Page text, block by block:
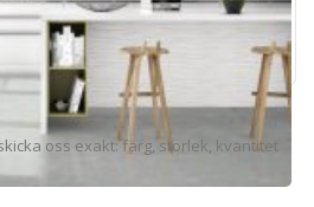
oss exakt: färg, storlek, kvantitet